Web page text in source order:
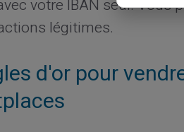
votre IBAN seul.
légitimes.
d'or pour